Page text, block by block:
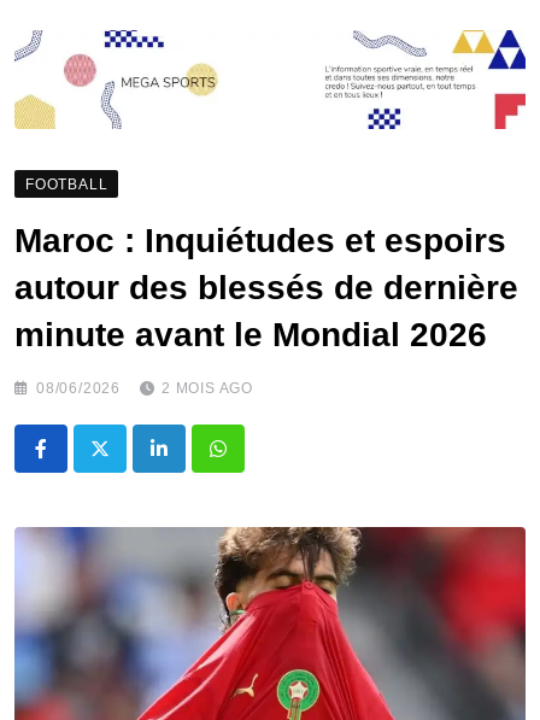
FOOTBALL
Maroc : Inquiétudes et espoirs
autour des blessés de dernière
minute avant le Mondial 2026
08/06/2026 2 MOIS AGO
LinkedInWhatsapp